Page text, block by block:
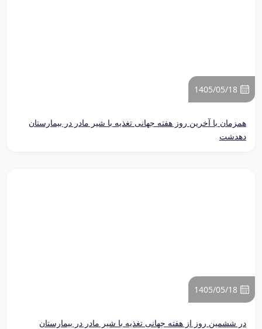
1405/05/18
همزمان با آخرین روز هفته جهانی تغذیه با شیر مادر در بیمارستان
دهدشت
1405/05/18
در ششمین روز از هفته جهانی تغذیه با شیر مادر در بیمارستان